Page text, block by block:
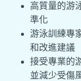
高質量的游
準化
游泳訓練專
和改進建議
接受專業的
並減少受傷